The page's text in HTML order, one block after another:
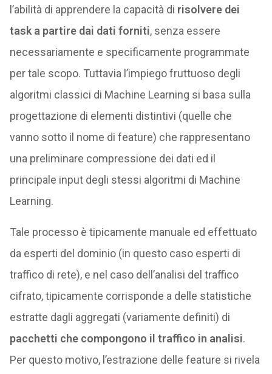
l’abilità di apprendere la capacità di risolvere dei
task a partire dai dati forniti, senza essere
necessariamente e specificamente programmate
per tale scopo. Tuttavia l’impiego fruttuoso degli
algoritmi classici di Machine Learning si basa sulla
progettazione di elementi distintivi (quelle che
vanno sotto il nome di feature) che rappresentano
una preliminare compressione dei dati ed il
principale input degli stessi algoritmi di Machine
Learning.
Tale processo è tipicamente manuale ed effettuato
da esperti del dominio (in questo caso esperti di
traffico di rete), e nel caso dell’analisi del traffico
cifrato, tipicamente corrisponde a delle statistiche
estratte dagli aggregati (variamente definiti) di
pacchetti che compongono il traffico in analisi.
Per questo motivo, l’estrazione delle feature si rivela